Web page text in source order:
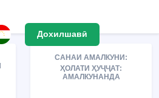
Дохилшавӣ
САНАИ АМАЛКУНИ:
ҲОЛАТИ ҲУҶҶАТ:
АМАЛКУНАНДА